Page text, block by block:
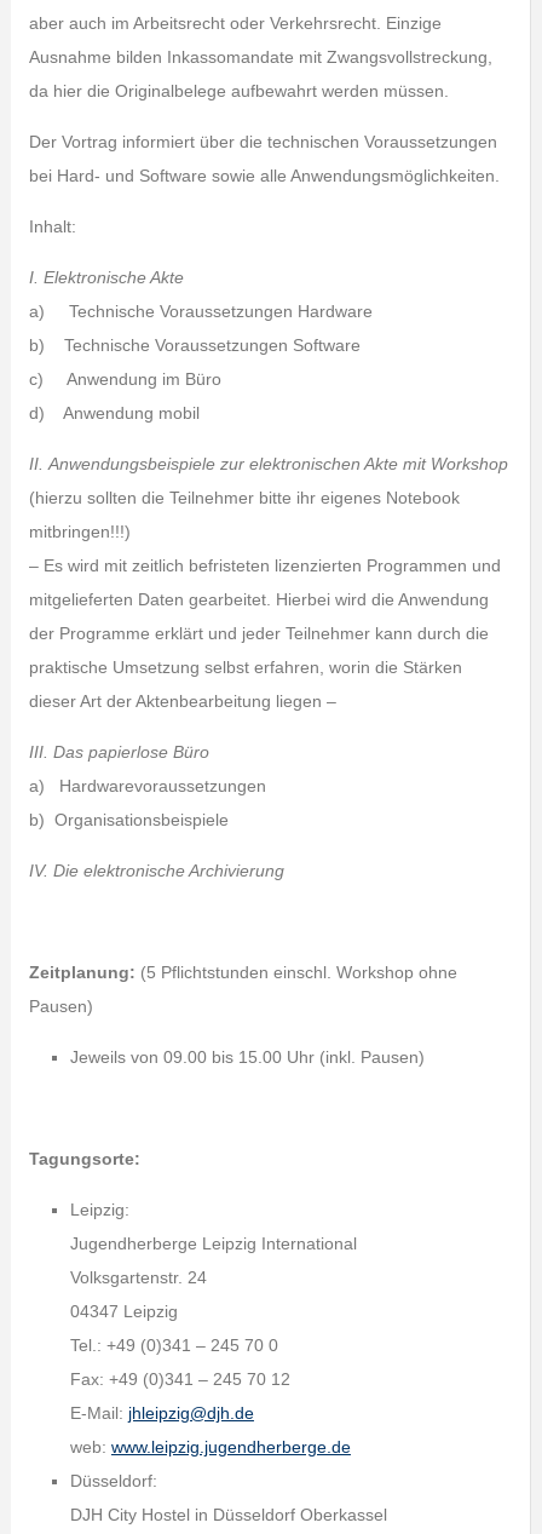
aber auch im Arbeitsrecht oder Verkehrsrecht. Einzige
Ausnahme bilden Inkassomandate mit Zwangsvollstreckung,
da hier die Originalbelege aufbewahrt werden müssen.
Der Vortrag informiert über die technischen Voraussetzungen
bei Hard- und Software sowie alle Anwendungsmöglichkeiten.
Inhalt:
I. Elektronische Akte
a) Technische Voraussetzungen Hardware
b) Technische Voraussetzungen Software
c) Anwendung im Büro
d) Anwendung mobil
II. Anwendungsbeispiele zur elektronischen Akte mit Workshop
(hierzu sollten die Teilnehmer bitte ihr eigenes Notebook
mitbringen!!!)
– Es wird mit zeitlich befristeten lizenzierten Programmen und
mitgelieferten Daten gearbeitet. Hierbei wird die Anwendung
der Programme erklärt und jeder Teilnehmer kann durch die
praktische Umsetzung selbst erfahren, worin die Stärken
dieser Art der Aktenbearbeitung liegen –
III. Das papierlose Büro
a) Hardwarevoraussetzungen
b) Organisationsbeispiele
IV. Die elektronische Archivierung
Zeitplanung: (5 Pflichtstunden einschl. Workshop ohne
Pausen)
Jeweils von 09.00 bis 15.00 Uhr (inkl. Pausen)
Tagungsorte:
Leipzig:
Jugendherberge Leipzig International
Volksgartenstr. 24
04347 Leipzig
Tel.: +49 (0)341 – 245 70 0
Fax: +49 (0)341 – 245 70 12
E-Mail: jhleipzig@djh.de
web: www.leipzig.jugendherberge.de
Düsseldorf:
DJH City Hostel in Düsseldorf Oberkassel